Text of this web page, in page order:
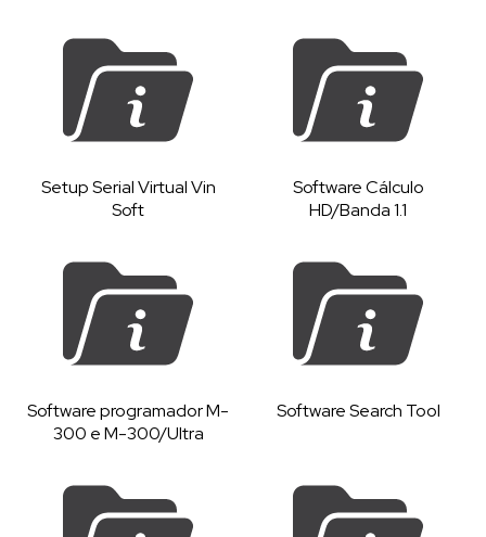
Setup Serial Virtual Vin
Soft
Software Cálculo
HD/Banda 1.1
Software programador M-
300 e M-300/Ultra
Software Search Tool